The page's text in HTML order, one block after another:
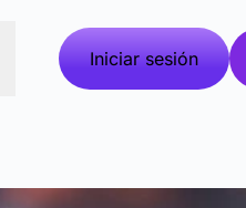
Iniciar sesión